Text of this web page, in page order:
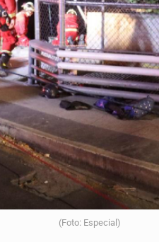
a madres buscadoras
de Salud en Jalisco para
(Foto: Especial)